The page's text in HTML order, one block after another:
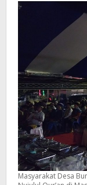
Masyarakat Desa